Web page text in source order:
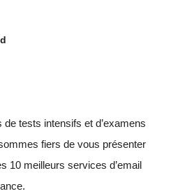
tests intensifs et d’examens
fiers de vous présenter
10 meilleurs services d’email